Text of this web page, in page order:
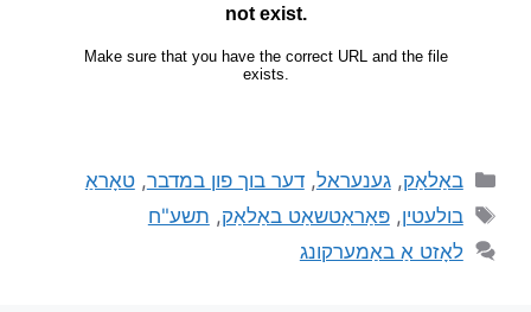
באַלאַק,גענעראל,דער בוך פון במדבר,טאָראַ
בולעטין,פּאַראַטשאַט באַלאַק, תשע"ח
לאָזט אַ באַמערקונג